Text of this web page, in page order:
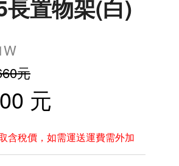
長置物架(白)
元
元
含稅價，如需運送運費需外加